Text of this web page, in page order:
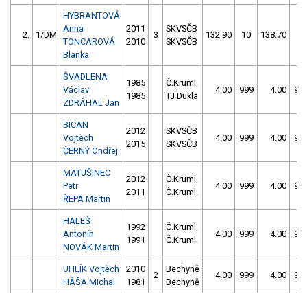
2. 1/DM
HYBRANTOVÁ
Anna
TONCAROVÁ
Blanka
2011
2010
3
SKVSČB
SKVSČB
132.90 10 138.70
ŠVADLENA
Václav
ZDRÁHAL Jan
1985
1985
Č.Kruml.
TJ Dukla
4.00 999 4.00
BICAN
Vojtěch
ČERNÝ Ondřej
2012
2015
SKVSČB
SKVSČB
4.00 999 4.00
MATUŠINEC
Petr
ŘEPA Martin
2012
2011
Č.Kruml.
Č.Kruml.
4.00 999 4.00
HALEŠ
Antonín
NOVÁK Martin
1992
1991
Č.Kruml.
Č.Kruml.
4.00 999 4.00
UHLÍK Vojtěch
HÁŠA Michal
2010
1981
2
Bechyně
Bechyně
4.00 999 4.00